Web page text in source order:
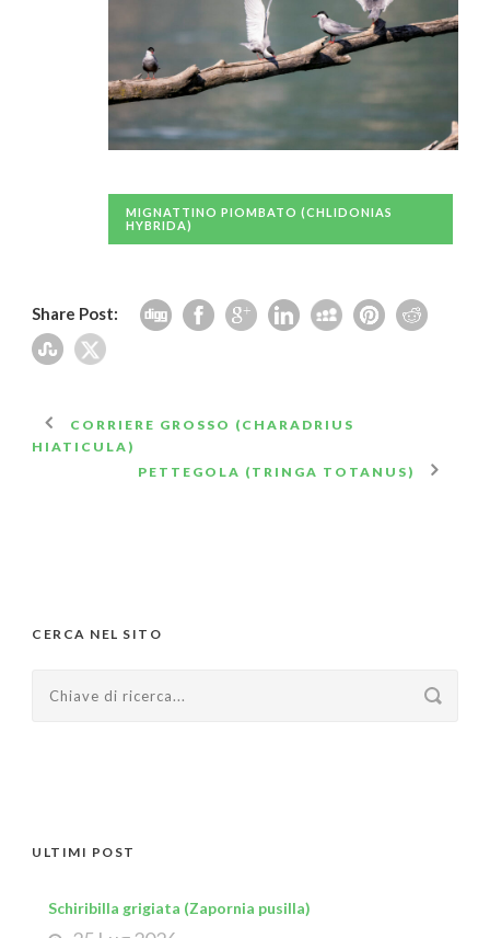
MIGNATTINO PIOMBATO (CHLIDONIAS
HYBRIDA)
Share Post:
CORRIERE GROSSO (CHARADRIUS
HIATICULA)
PETTEGOLA (TRINGA TOTANUS)
CERCA NEL SITO
ULTIMI POST
Schiribilla grigiata (Zapornia pusilla)